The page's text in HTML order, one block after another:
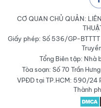
CƠ QUAN CHỦ QUẢN:
Giấy phép: Số 536/GP-
Tổng Biên tập: Nhà
Tòa soạn: Số 70 Trần
VPĐD tại TP.HCM: 590/24
Thành